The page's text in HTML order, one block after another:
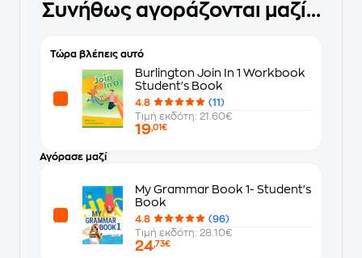
Συνήθως αγοράζονται μαζί...
Τώρα βλέπεις αυτό
Burlington Join In 1 Workbook
Student's Book
4.8
(11)
Τιμή εκδότη: 21.60€
19,01€
Αγόρασε μαζί
My Grammar Book 1- Student's
Book
4.8
(96)
Τιμή εκδότη: 28.10€
24,73€